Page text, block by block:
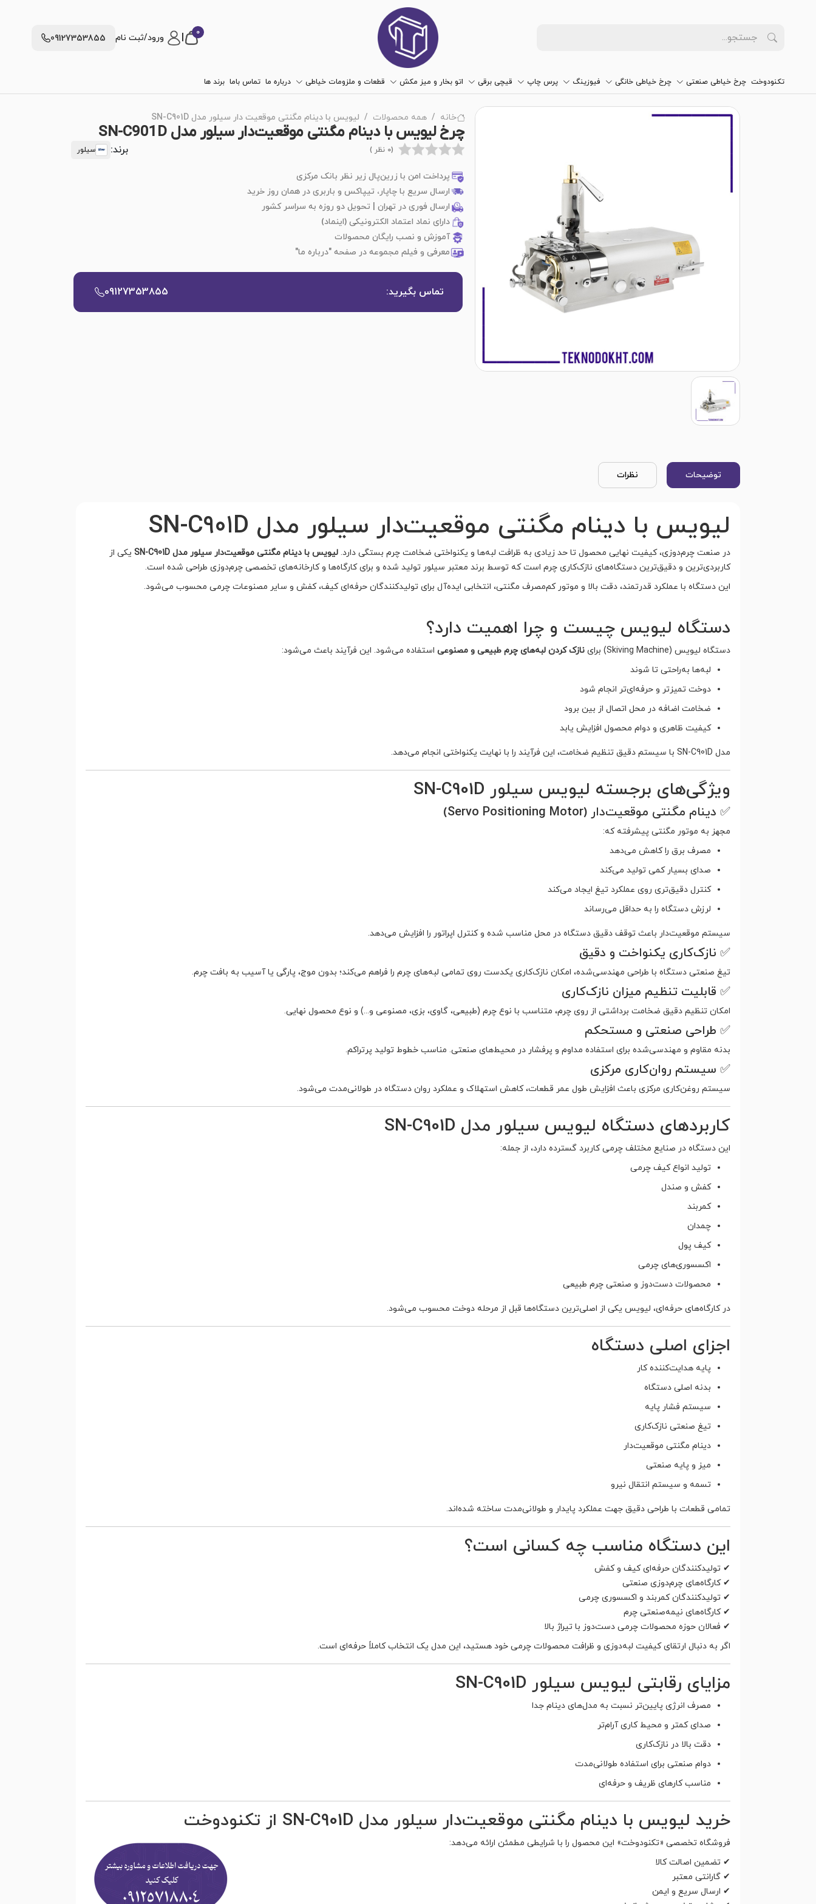
0 ورود/ثبت نام 09127353855
تکنودوخت چرخ خیاطی صنعتی چرخ خیاطی خانگی فیوزینگ پرس چاپ قیچی برقی اتو بخار و میز مکش قطعات و ملزومات خیاطی درباره ما تماس باما برند ها
خانه همه محصولات لیویس با دینام مگنتی موقعیت دار سیلور مدل SN-C901D
چرخ لیویس با دینام مگنتی موقعیت‌دار سیلور مدل SN-C901D
(0 نظر ) برند: سیلور
پرداخت امن با زرین‌پال زیر نظر بانک مرکزی
ارسال سریع با چاپار، تیپاکس و باربری در همان روز خرید
ارسال فوری در تهران | تحویل دو روزه به سراسر کشور
دارای نماد اعتماد الکترونیکی (اینماد)
آموزش و نصب رایگان محصولات
معرفی و فیلم مجموعه در صفحه "درباره ما"
تماس بگیرید: 09127353855
توضیحات نظرات
لیویس با دینام مگنتی موقعیت‌دار سیلور مدل SN-C901D
در صنعت چرم‌دوزی، کیفیت نهایی محصول تا حد زیادی به ظرافت لبه‌ها و یکنواختی ضخامت چرم بستگی دارد. لیویس با دینام مگنتی موقعیت‌دار سیلور مدل SN-C901D
یکی از
کاربردی‌ترین و دقیق‌ترین دستگاه‌های نازک‌کاری چرم است که توسط برند معتبر سیلور تولید شده و برای کارگاه‌ها و کارخانه‌های تخصصی چرم‌دوزی طراحی شده است.
این دستگاه با عملکرد قدرتمند، دقت بالا و موتور کم‌مصرف مگنتی، انتخابی ایده‌آل برای تولیدکنندگان حرفه‌ای کیف، کفش و سایر مصنوعات چرمی محسوب می‌شود.
دستگاه لیویس چیست و چرا اهمیت دارد؟
دستگاه لیویس (Skiving Machine) برای نازک کردن لبه‌های چرم طبیعی و مصنوعیاستفاده می‌شود. این فرآیند باعث می‌شود:
لبه‌ها به‌راحتی تا شوند
دوخت تمیزتر و حرفه‌ای‌تر انجام شود
ضخامت اضافه در محل اتصال از بین برود
کیفیت ظاهری و دوام محصول افزایش یابد
مدل SN-C901D با سیستم دقیق تنظیم ضخامت، این فرآیند را با نهایت یکنواختی انجام می‌دهد.
ویژگی‌های برجسته لیویس سیلور SN-C901D
✅ دینام مگنتی موقعیت‌دار (Servo Positioning Motor)
مجهز به موتور مگنتی پیشرفته که:
مصرف برق را کاهش می‌دهد
صدای بسیار کمی تولید می‌کند
کنترل دقیق‌تری روی عملکرد تیغ ایجاد می‌کند
لرزش دستگاه را به حداقل می‌رساند
سیستم موقعیت‌دار باعث توقف دقیق دستگاه در محل مناسب شده و کنترل اپراتور را افزایش می‌دهد.
✅ نازک‌کاری یکنواخت و دقیق
تیغ صنعتی دستگاه با طراحی مهندسی‌شده، امکان نازک‌کاری یکدست روی تمامی لبه‌های چرم را فراهم می‌کند؛ بدون موج، پارگی یا آسیب به بافت چرم.
✅ قابلیت تنظیم میزان نازک‌کاری
امکان تنظیم دقیق ضخامت برداشتی از روی چرم، متناسب با نوع چرم (طبیعی، گاوی، بزی، مصنوعی و...) و نوع محصول نهایی.
✅ طراحی صنعتی و مستحکم
بدنه مقاوم و مهندسی‌شده برای استفاده مداوم و پرفشار در محیط‌های صنعتی. مناسب خطوط تولید پرتراکم.
✅ سیستم روان‌کاری مرکزی
سیستم روغن‌کاری مرکزی باعث افزایش طول عمر قطعات، کاهش استهلاک و عملکرد روان دستگاه در طولانی‌مدت می‌شود.
کاربردهای دستگاه لیویس سیلور مدل SN-C901D
این دستگاه در صنایع مختلف چرمی کاربرد گسترده دارد، از جمله:
تولید انواع کیف چرمی
کفش و صندل
کمربند
چمدان
کیف پول
اکسسوری‌های چرمی
محصولات دست‌دوز و صنعتی چرم طبیعی
در کارگاه‌های حرفه‌ای، لیویس یکی از اصلی‌ترین دستگاه‌ها قبل از مرحله دوخت محسوب می‌شود.
اجزای اصلی دستگاه
پایه هدایت‌کننده کار
بدنه اصلی دستگاه
سیستم فشار پایه
تیغ صنعتی نازک‌کاری
دینام مگنتی موقعیت‌دار
میز و پایه صنعتی
تسمه و سیستم انتقال نیرو
تمامی قطعات با طراحی دقیق جهت عملکرد پایدار و طولانی‌مدت ساخته شده‌اند.
این دستگاه مناسب چه کسانی است؟
✔ تولیدکنندگان حرفه‌ای کیف و کفش
✔ کارگاه‌های چرم‌دوزی صنعتی
✔ تولیدکنندگان کمربند و اکسسوری چرمی
✔ کارگاه‌های نیمه‌صنعتی چرم
✔ فعالان حوزه محصولات چرمی دست‌دوز با تیراژ بالا
اگر به دنبال ارتقای کیفیت لبه‌دوزی و ظرافت محصولات چرمی خود هستید، این مدل یک انتخاب کاملاً حرفه‌ای است.
مزایای رقابتی لیویس سیلور SN-C901D
مصرف انرژی پایین‌تر نسبت به مدل‌های دینام جدا
صدای کمتر و محیط کاری آرام‌تر
دقت بالا در نازک‌کاری
دوام صنعتی برای استفاده طولانی‌مدت
مناسب کارهای ظریف و حرفه‌ای
خرید لیویس با دینام مگنتی موقعیت‌دار سیلور مدل SN-C901D از تکنودوخت
فروشگاه تخصصی «تکنودوخت» این محصول را با شرایطی مطمئن ارائه می‌دهد:
✔ تضمین اصالت کالا
✔ گارانتی معتبر
✔ ارسال سریع و ایمن